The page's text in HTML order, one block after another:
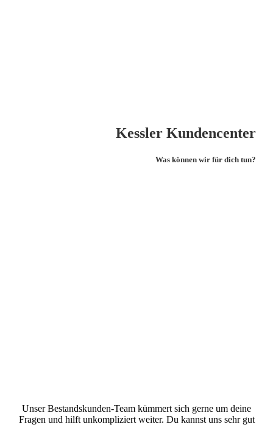
Kessler Kundencenter
Was können wir für dich tun?
Unser Bestandskunden-Team kümmert sich gerne um deine
Fragen und hilft unkompliziert weiter. Du kannst uns sehr gut